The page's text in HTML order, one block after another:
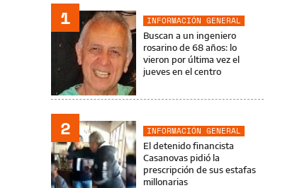
1
INFORMACIÓN GENERAL
Buscan a un ingeniero
rosarino de 68 años: lo
vieron por última vez el
jueves en el centro
2
INFORMACIÓN GENERAL
El detenido financista
Casanovas pidió la
prescripción de sus estafas
millonarias